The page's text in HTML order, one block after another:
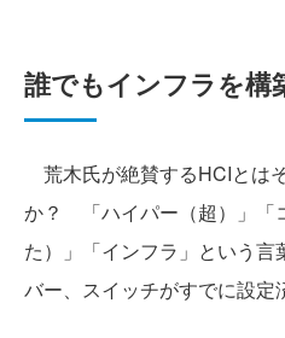
誰でもインフラを構
荒木氏が絶賛するHCIとは
か？ 「ハイパー（超）」「
た）」「インフラ」という
バー、スイッチがすでに設定